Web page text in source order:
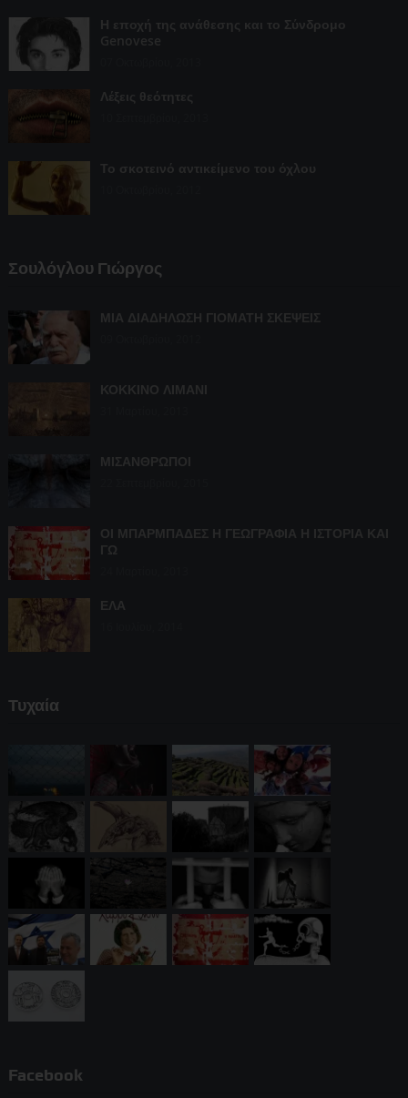
Η εποχή της ανάθεσης και το Σύνδρομο
Genovese
Λέξεις θεότητες
Το σκοτεινό αντικείμενο του όχλου
Σουλόγλου Γιώργος
ΜΙΑ ΔΙΑΔΗΛΩΣΗ ΓΙΟΜΑΤΗ ΣΚΕΨΕΙΣ
ΚΟΚΚΙΝΟ ΛΙΜΑΝΙ
ΜΙΣΑΝΘΡΩΠΟΙ
ΟΙ ΜΠΑΡΜΠΑΔΕΣ Η ΓΕΩΓΡΑΦΙΑ Η ΙΣΤΟΡΙΑ ΚΑΙ
ΓΩ
ΕΛΑ
Τυχαία
Facebook